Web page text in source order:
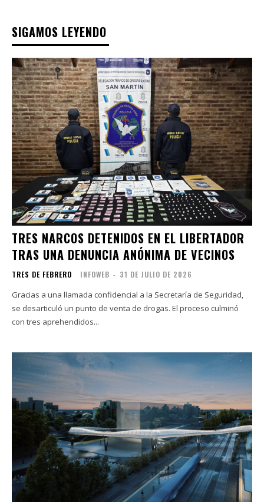
SIGAMOS LEYENDO
TRES NARCOS DETENIDOS EN EL LIBERTADOR
TRAS UNA DENUNCIA ANÓNIMA DE VECINOS
TRES DE FEBRERO INFOWEB - 31 DE JULIO DE 2026
Gracias a una llamada confidencial a la Secretaría de Seguridad,
se desarticuló un punto de venta de drogas. El proceso culminó
con tres aprehendidos...